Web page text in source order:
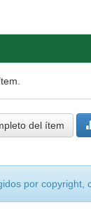
del ítem
por